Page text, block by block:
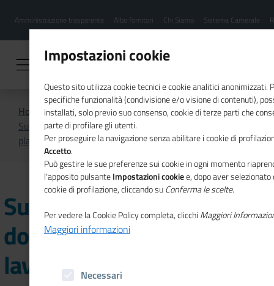
contenuto
Menu
hamburgher
Amministrazione trasparente Albo fornitori Chi Siamo Sistema Camerale
Home
Lavoro e formazione
Supporto all'incontro domanda/offerta di lavoro-
placement
Supporto all'incontro
domanda/offerta di
lavoro-placement
Impostazioni cookie
Questo sito utilizza cookie tecnici e cookie analitici anonimizzati.
specifiche funzionalità (condivisione e/o visione di contenuti),
installati, solo previo suo consenso, cookie di terze parti che
parte di profilare gli utenti.
Per proseguire la navigazione senza abilitare i cookie di
Accetto.
Può gestire le sue preferenze sui cookie in ogni momento
l'apposito pulsanteImpostazioni cookiee, dopo aver
cookie di profilazione, cliccando suConferma le scelte.
Per vedere la Cookie Policy completa, clicchi Maggiori
Maggiori informazioni
Necessari